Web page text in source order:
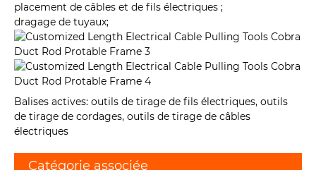
placement de câbles et de fils électriques ;
dragage de tuyaux;
Balises actives: outils de tirage de fils électriques, outils
de tirage de cordages, outils de tirage de câbles
électriques
Catégorie associée